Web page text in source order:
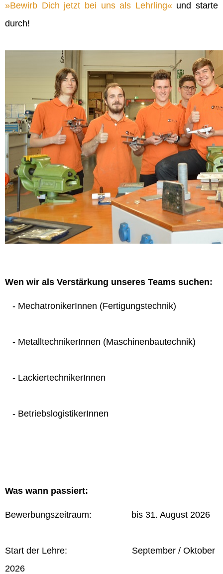
Bewirb Dich jetzt bei uns als Lehrling und starte
durch!
Wen wir als Verstärkung unseres Teams suchen:
- MechatronikerInnen (Fertigungstechnik)
- MetalltechnikerInnen (Maschinenbautechnik)
- LackiertechnikerInnen
- BetriebslogistikerInnen
Was wann passiert:
Bewerbungszeitraum: bis 31. August 2026
Start der Lehre: September / Oktober
2026